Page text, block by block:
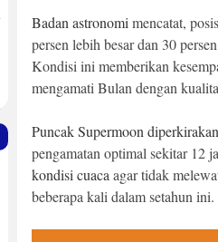
Badan astronomi mencatat,
persen lebih besar dan 30
Kondisi ini memberikan
mengamati Bulan dengan
Puncak Supermoon
pengamatan optimal sekitar 12
kondisi cuaca agar tidak
beberapa kali dalam setahun ini.